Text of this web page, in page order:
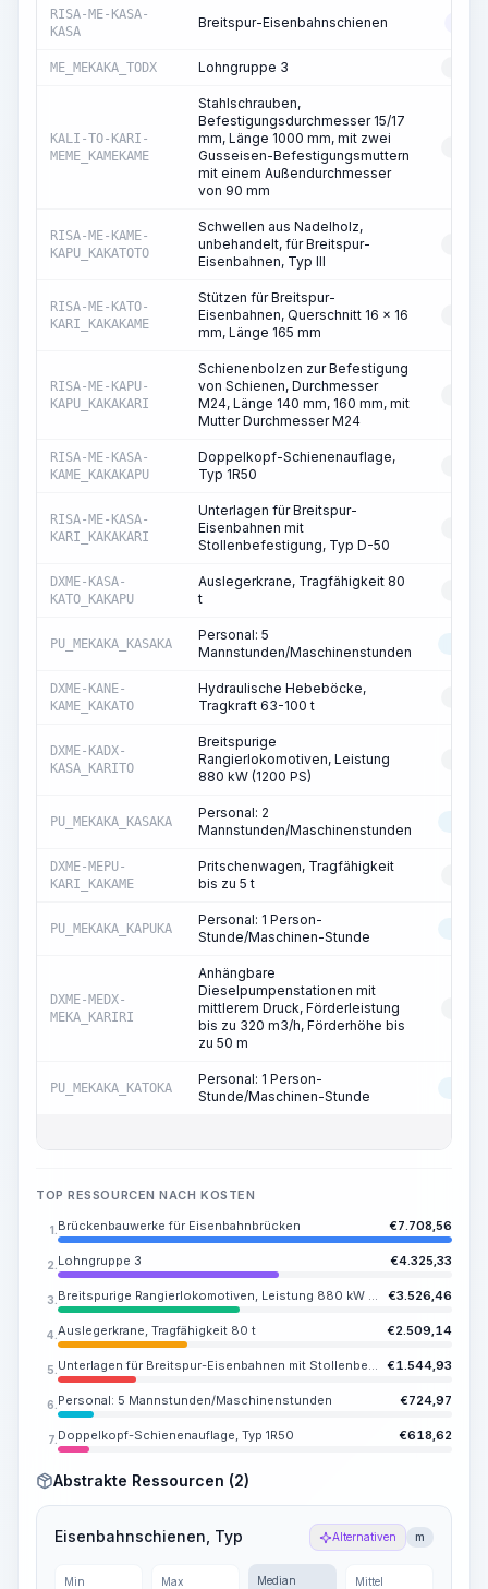
RISA-ME-KASA-
KASA
Breitspur-Eisenbahnschienen
ME_MEKAKA_TODX Lohngruppe 3
KALI-TO-KARI-
MEME_KAMEKAME
Stahlschrauben,
Befestigungsdurchmesser 15/17
mm, Länge 1000 mm, mit zwei
Gusseisen-Befestigungsmuttern
mit einem Außendurchmesser
von 90 mm
RISA-ME-KAME-
KAPU_KAKATOTO
Schwellen aus Nadelholz,
unbehandelt, für Breitspur-
Eisenbahnen, Typ III
RISA-ME-KATO-
KARI_KAKAKAME
Stützen für Breitspur-
Eisenbahnen, Querschnitt 16 x 16
mm, Länge 165 mm
RISA-ME-KAPU-
KAPU_KAKAKARI
Schienenbolzen zur Befestigung
von Schienen, Durchmesser
M24, Länge 140 mm, 160 mm, mit
Mutter Durchmesser M24
RISA-ME-KASA-
KAME_KAKAKAPU
Doppelkopf-Schienenauflage,
Typ 1R50
RISA-ME-KASA-
KARI_KAKAKARI
Unterlagen für Breitspur-
Eisenbahnen mit
Stollenbefestigung, Typ D-50
DXME-KASA-
KATO_KAKAPU
Auslegerkrane, Tragfähigkeit 80
t
PU_MEKAKA_KASAKA
Personal: 5
Mannstunden/Maschinenstunden
DXME-KANE-
KAME_KAKATO
Hydraulische Hebeböcke,
Tragkraft 63-100 t
DXME-KADX-
KASA_KARITO
Breitspurige
Rangierlokomotiven, Leistung
880 kW (1200 PS)
PU_MEKAKA_KASAKA
Personal: 2
Mannstunden/Maschinenstunden
DXME-MEPU-
KARI_KAKAME
Pritschenwagen, Tragfähigkeit
bis zu 5 t
PU_MEKAKA_KAPUKA
Personal: 1 Person-
Stunde/Maschinen-Stunde
DXME-MEDX-
MEKA_KARIRI
Anhängbare
Dieselpumpenstationen mit
mittlerem Druck, Förderleistung
bis zu 320 m3/h, Förderhöhe bis
zu 50 m
PU_MEKAKA_KATOKA
Personal: 1 Person-
Stunde/Maschinen-Stunde
TOP RESSOURCEN NACH KOSTEN
1. Brückenbauwerke für Eisenbahnbrücken €7.708,56
2. Lohngruppe 3 €4.325,33
3. Breitspurige Rangierlokomotiven, Leistung 880 kW (1200 PS) €3.526,46
4. Auslegerkrane, Tragfähigkeit 80 t €2.509,14
5. Unterlagen für Breitspur-Eisenbahnen mit Stollenbefestigung, Typ D-50 €1.544,93
6. Personal: 5 Mannstunden/Maschinenstunden €724,97
7. Doppelkopf-Schienenauflage, Typ 1R50 €618,62
Abstrakte Ressourcen (2)
Eisenbahnschienen, Typ Alternativen m
Min Max Median Mittel